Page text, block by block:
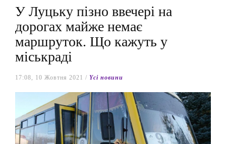
У Луцьку пізно ввечері на
дорогах майже немає
маршруток. Що кажуть у
міськраді
17:08, 10 Жовтня 2021 / Yсі новини